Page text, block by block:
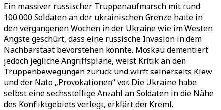
Ein massiver russischer Truppenaufmarsch mit rund
100.000 Soldaten an der ukrainischen Grenze hatte in
den vergangenen Wochen in der Ukraine wie im Westen
Ängste geschürt, dass eine russische Invasion in dem
Nachbarstaat bevorstehen könnte. Moskau dementiert
jedoch jegliche Angriffspläne, weist Kritik an den
Truppenbewegungen zurück und wirft seinerseits Kiew
und der Nato „Provokationen“ vor. Die Ukraine habe
selbst eine sechsstellige Anzahl an Soldaten in die Nähe
des Konfliktgebiets verlegt, erklärt der Kreml.